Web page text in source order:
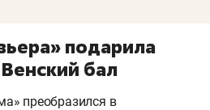
подарила
бал
преобразился в